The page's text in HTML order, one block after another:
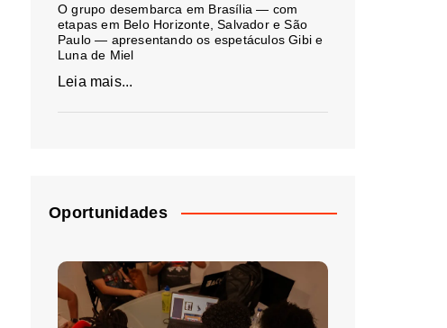
O grupo desembarca em Brasília — com
etapas em Belo Horizonte, Salvador e São
Paulo — apresentando os espetáculos Gibi e
Luna de Miel
Leia mais...
Oportunidades